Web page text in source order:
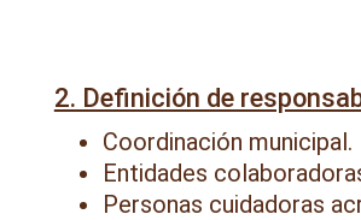
2. Definición de
Coordinación municipal.
Entidades
Personas cuidadoras